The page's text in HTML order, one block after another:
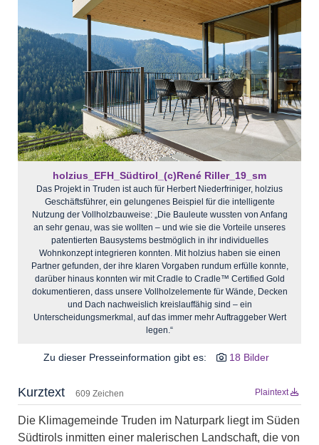
holzius_EFH_Südtirol_(c)René Riller_19_sm
Das Projekt in Truden ist auch für Herbert Niederfriniger, holzius
Geschäftsführer, ein gelungenes Beispiel für die intelligente
Nutzung der Vollholzbauweise: „Die Bauleute wussten von Anfang
an sehr genau, was sie wollten – und wie sie die Vorteile unseres
patentierten Bausystems bestmöglich in ihr individuelles
Wohnkonzept integrieren konnten. Mit holzius haben sie einen
Partner gefunden, der ihre klaren Vorgaben rundum erfülle konnte,
darüber hinaus konnten wir mit Cradle to Cradle™ Certified Gold
dokumentieren, dass unsere Vollholzelemente für Wände, Decken
und Dach nachweislich kreislauffähig sind – ein
Unterscheidungsmerkmal, auf das immer mehr Auftraggeber Wert
legen.“
Zu dieser Presseinformation gibt es: 18 Bilder
Kurztext 609 Zeichen Plaintext
Die Klimagemeinde Truden im Naturpark liegt im Süden
Südtirols inmitten einer malerischen Landschaft, die von